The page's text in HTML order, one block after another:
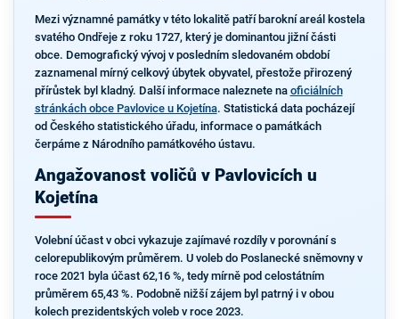
Mezi významné památky v této lokalitě patří barokní areál kostela
svatého Ondřeje z roku 1727, který je dominantou jižní části
obce. Demografický vývoj v posledním sledovaném období
zaznamenal mírný celkový úbytek obyvatel, přestože přirozený
přírůstek byl kladný. Další informace naleznete na oficiálních
stránkách obce Pavlovice u Kojetína. Statistická data pocházejí
od Českého statistického úřadu, informace o památkách
čerpáme z Národního památkového ústavu.
Angažovanost voličů v Pavlovicích u
Kojetína
Volební účast v obci vykazuje zajímavé rozdíly v porovnání s
celorepublikovým průměrem. U voleb do Poslanecké sněmovny v
roce 2021 byla účast 62,16 %, tedy mírně pod celostátním
průměrem 65,43 %. Podobně nižší zájem byl patrný i v obou
kolech prezidentských voleb v roce 2023.